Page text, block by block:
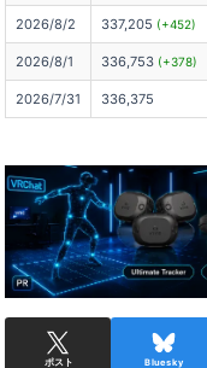
2026/8/2 337,205 (+452)
2026/8/1 336,753 (+378)
2026/7/31 336,375
ポスト Bluesky